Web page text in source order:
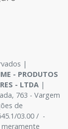
|
- PRODUTOS
- LTDA |
763 - Vargem
de
03.00 / -